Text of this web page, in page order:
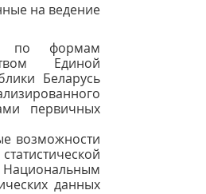
на ведение
по формам
Единой
Беларусь
первичных
возможности
данных